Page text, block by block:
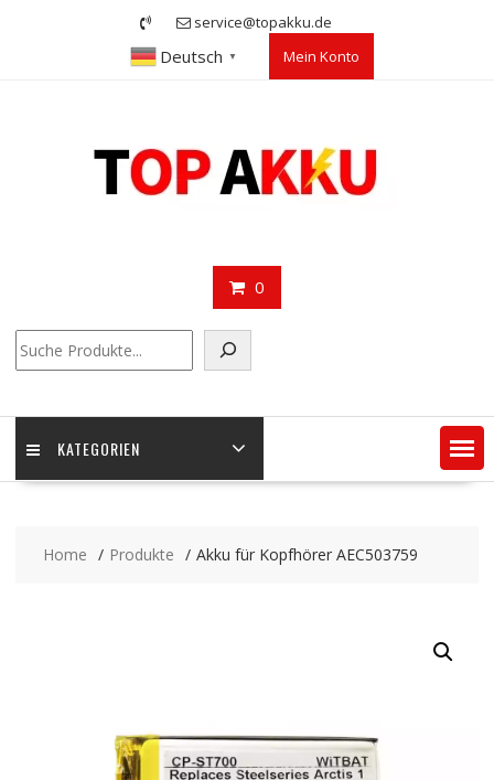
service@topakku.de
Deutsch ▼ Mein Konto
0
KATEGORIEN
Home Produkte Akku für Kopfhörer AEC503759